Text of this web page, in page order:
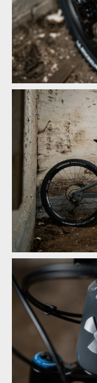
Novinka: Nukeproof
Novinka: Nukeproof
Novinka: Nukeproof
Novinka: Nukeproof
Novinka: Nukeproof
Novinka: Nukeproof
Novinka: Nukeproof
Novinka: Nukeproof
Novinka: Nukeproof
Novinka: Nukeproof
Novinka: Nukeproof
Novinka: Nukeproof